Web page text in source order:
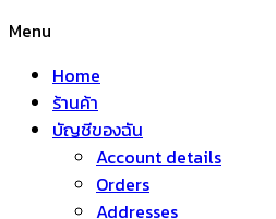
Menu
Home
ร้านค้า
บัญชีของฉัน
Account details
Orders
Addresses